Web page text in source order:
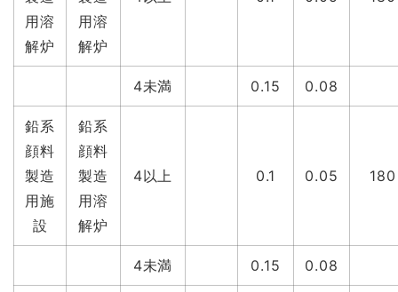
用溶
解炉
用溶
解炉
4未満 0.15 0.08
鉛系
顔料
製造
用施
設
鉛系
顔料
製造
用溶
解炉
4以上 0.1 0.05 180
4未満 0.15 0.08